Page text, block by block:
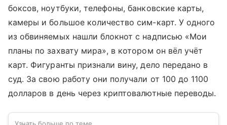
боксов, ноутбуки, телефоны, банковские карты,
камеры и большое количество сим-карт. У одного
из обвиняемых нашли блокнот с надписью «Мои
планы по захвату мира», в котором он вёл учёт
карт. Фигуранты признали вину, дело передано в
суд. За свою работу они получали от 100 до 1100
долларов в день через криптовалютные переводы.